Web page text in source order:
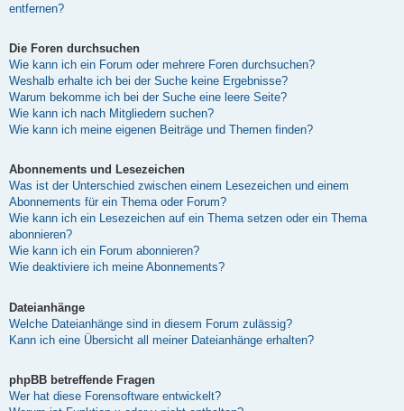
entfernen?
Die Foren durchsuchen
Wie kann ich ein Forum oder mehrere Foren durchsuchen?
Weshalb erhalte ich bei der Suche keine Ergebnisse?
Warum bekomme ich bei der Suche eine leere Seite?
Wie kann ich nach Mitgliedern suchen?
Wie kann ich meine eigenen Beiträge und Themen finden?
Abonnements und Lesezeichen
Was ist der Unterschied zwischen einem Lesezeichen und einem
Abonnements für ein Thema oder Forum?
Wie kann ich ein Lesezeichen auf ein Thema setzen oder ein Thema
abonnieren?
Wie kann ich ein Forum abonnieren?
Wie deaktiviere ich meine Abonnements?
Dateianhänge
Welche Dateianhänge sind in diesem Forum zulässig?
Kann ich eine Übersicht all meiner Dateianhänge erhalten?
phpBB betreffende Fragen
Wer hat diese Forensoftware entwickelt?